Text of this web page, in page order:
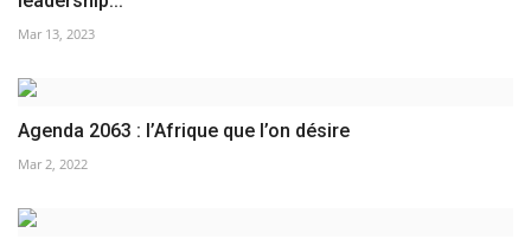
Mar 13, 2023
Agenda 2063 : l’Afrique que l’on désire
Mar 2, 2022